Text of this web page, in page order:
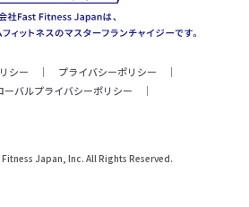
シー
プライバシーポリシー
ーバルプライバシーポリシー
Japan, Inc. All Rights Reserved.